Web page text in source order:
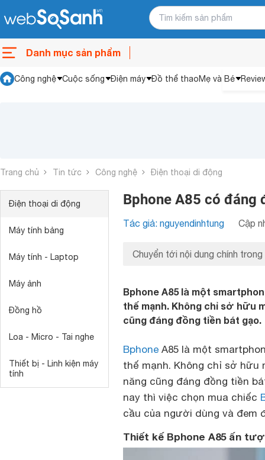
Danh mục sản phẩm
Công nghệ Cuộc sống Điện máy Đồ thể thaoMẹ và Bé
Trang chủ Tin tức Công nghệ Điện thoại di động
Điện thoại di động
Máy tính bảng
Máy tính - Laptop
Máy ảnh
Đồng hồ
Loa - Micro - Tai nghe
Thiết bị - Linh kiện máy
tính
Bphone A85 có đáng
Tác giả: nguyendinhtung Cập
Chuyển tới nội dung chính trong
Bphone A85 là một
thế mạnh. Không chỉ sở hữu
cũng đáng đồng tiền bát gạo.
Bphone A85 là một
thế mạnh. Không chỉ sở
năng cũng đáng đồng tiền
nay thì việc chọn mua chiếc
cầu của người dùng và đem
Thiết kế Bphone A85 ấn